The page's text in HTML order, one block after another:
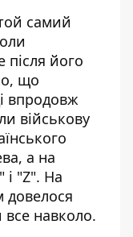
самий
його
що
впродовж
військову
а на
і "Z". На
довелося
все навколо.